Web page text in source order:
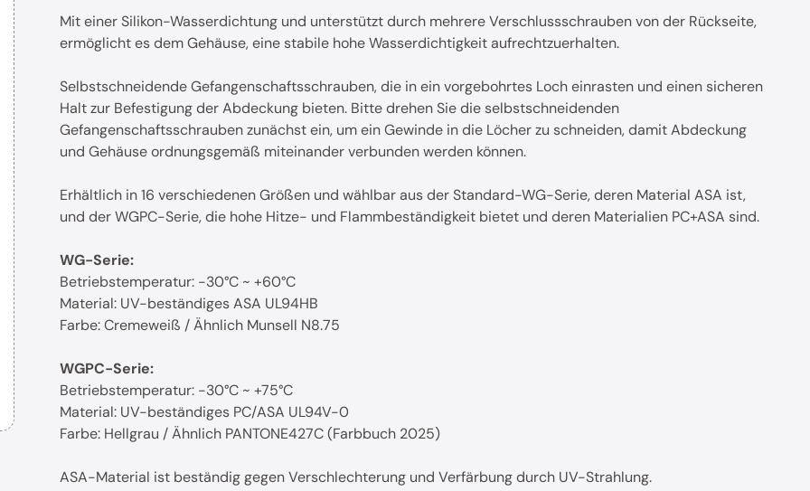
Mit einer Silikon-Wasserdichtung und unterstützt durch mehrere Verschlussschrauben von der Rückseite,
ermöglicht es dem Gehäuse, eine stabile hohe Wasserdichtigkeit aufrechtzuerhalten.
Selbstschneidende Gefangenschaftsschrauben, die in ein vorgebohrtes Loch einrasten und einen sicheren
Halt zur Befestigung der Abdeckung bieten. Bitte drehen Sie die selbstschneidenden
Gefangenschaftsschrauben zunächst ein, um ein Gewinde in die Löcher zu schneiden, damit Abdeckung
und Gehäuse ordnungsgemäß miteinander verbunden werden können.
Erhältlich in 16 verschiedenen Größen und wählbar aus der Standard-WG-Serie, deren Material ASA ist,
und der WGPC-Serie, die hohe Hitze- und Flammbeständigkeit bietet und deren Materialien PC+ASA sind.
WG-Serie:
Betriebstemperatur: -30°C ~ +60°C
Material: UV-beständiges ASA UL94HB
Farbe: Cremeweiß / Ähnlich Munsell N8.75
WGPC-Serie:
Betriebstemperatur: -30°C ~ +75°C
Material: UV-beständiges PC/ASA UL94V-0
Farbe: Hellgrau / Ähnlich PANTONE427C (Farbbuch 2025)
ASA-Material ist beständig gegen Verschlechterung und Verfärbung durch UV-Strahlung.